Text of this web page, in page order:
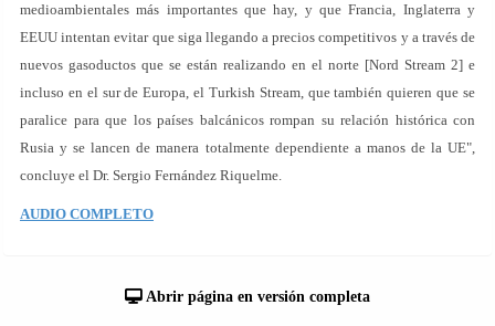
medioambientales más importantes que hay, y que Francia, Inglaterra y
EEUU intentan evitar que siga llegando a precios competitivos y a través de
nuevos gasoductos que se están realizando en el norte [Nord Stream 2] e
incluso en el sur de Europa, el Turkish Stream, que también quieren que se
paralice para que los países balcánicos rompan su relación histórica con
Rusia y se lancen de manera totalmente dependiente a manos de la UE",
concluye el Dr. Sergio Fernández Riquelme.
AUDIO COMPLETO
Abrir página en versión completa